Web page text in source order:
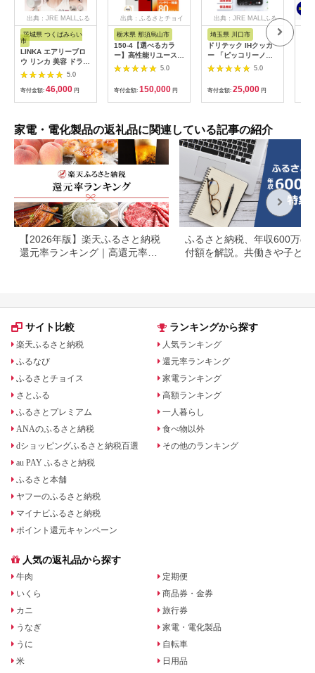
出典：JRE MALLふる
さと納税
茨城県 つくばみらい
市
LINKA エアリーブロ
ウ リンカ 美容 ドライ
ヤー ヘアケア 髪 エス
贈呈品 プレゼント 母
の日 母の日準備 母の
5.0
寄付金額: 46,000 円
出典：ふるさとチョイ
栃木県 那須烏山市
150-4【選べるカラ
ー】高性能リユース
スマホ Apple
SIMロック解除済 本
体のみ ｜ 中古 再生品
本体 端末
5.0
寄付金額: 150,000 円
出典：JRE MALLふる
さと納税
埼玉県 川口市
ドリテック IHクッカ
ー 「ピッコリーノ」
ブラック DI-
5.0
寄付金額: 25,000 円
家電・電化製品の返礼品に関連している記事の紹介
【2026年版】楽天ふるさと納税
還元率ランキング｜高還元率返
ふるさと納税、年収600万の
付額を解説。共働きや子ども
サイト比較
楽天ふるさと納税
ふるなび
ふるさとチョイス
さとふる
ふるさとプレミアム
ANAのふるさと納税
dショッピングふるさと納税百選
au PAY ふるさと納税
ふるさと本舗
ヤフーのふるさと納税
マイナビふるさと納税
ポイント還元キャンペーン
ランキングから探す
人気ランキング
還元率ランキング
家電ランキング
高額ランキング
一人暮らし
食べ物以外
その他のランキング
人気の返礼品から探す
牛肉
いくら
カニ
うなぎ
うに
米
定期便
商品券・金券
旅行券
家電・電化製品
自転車
日用品